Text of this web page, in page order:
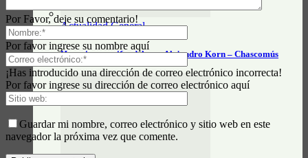
Actualidad General
Horarios y tarifas del tren Alejandro Korn – Chascomús
Por Favor, deje su comentario!
Por favor ingrese su nombre aquí
¡Has introducido una dirección de correo electrónico incorrecta!
Por favor ingrese su dirección de correo electrónico aquí
Guardar mi nombre, correo electrónico y sitio web en este
navegador la próxima vez que comente.